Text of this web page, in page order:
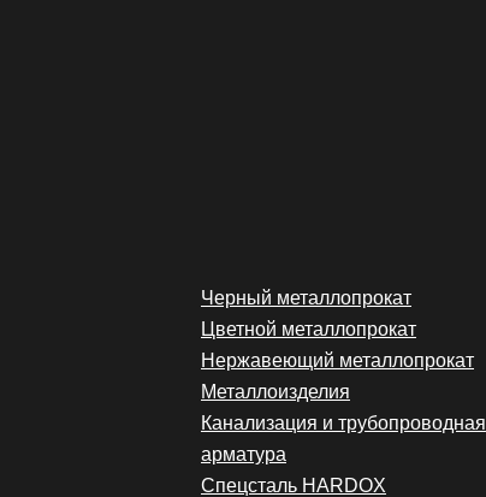
Черный металлопрокат
Цветной металлопрокат
Нержавеющий металлопрокат
Металлоизделия
Канализация и трубопроводная
арматура
Спецсталь HARDOX